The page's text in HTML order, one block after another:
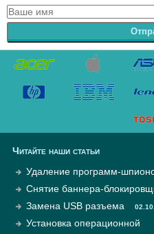
Читайте наши статьи
Удаление программ-
Снятие баннера-
Замена USB разъема
Установка операционной